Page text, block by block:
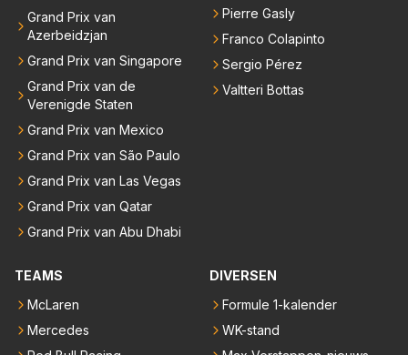
Grand Prix van
Azerbeidzjan
Grand Prix van Singapore
Grand Prix van de
Verenigde Staten
Grand Prix van Mexico
Grand Prix van São Paulo
Grand Prix van Las Vegas
Grand Prix van Qatar
Grand Prix van Abu Dhabi
Pierre Gasly
Franco Colapinto
Sergio Pérez
Valtteri Bottas
TEAMS
McLaren
Mercedes
DIVERSEN
Formule 1-kalender
WK-stand